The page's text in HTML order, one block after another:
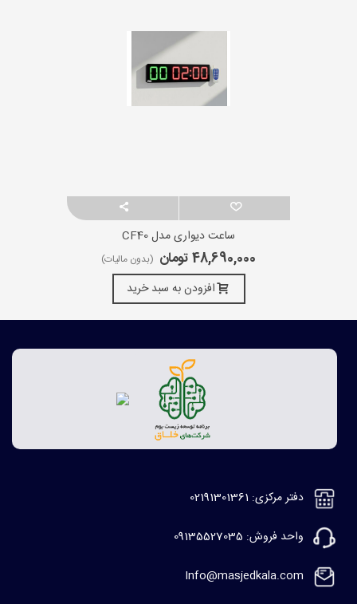
ساعت دیواری مدل CF40
48,690,000 تومان (بدون مالیات)
افزودن به سبد خرید
دفتر مرکزی: 02191301361
واحد فروش: 09135527035
Info@masjedkala.com